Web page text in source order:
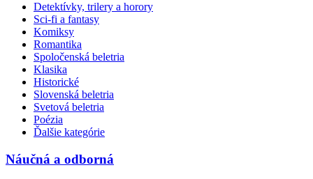
Detektívky, trilery a horory
Sci-fi a fantasy
Komiksy
Romantika
Spoločenská beletria
Klasika
Historické
Slovenská beletria
Svetová beletria
Poézia
Ďalšie kategórie
Náučná a odborná